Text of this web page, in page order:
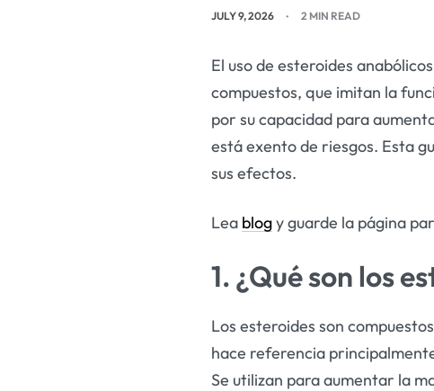
JULY 9, 2026 2 MIN READ
El uso de esteroides
compuestos, que imitan la
por su capacidad para
está exento de riesgos. Esta
sus efectos.
Lea blogy guarde la página
1. ¿Qué son los
Los esteroides son
hace referencia
Se utilizan para aumentar la